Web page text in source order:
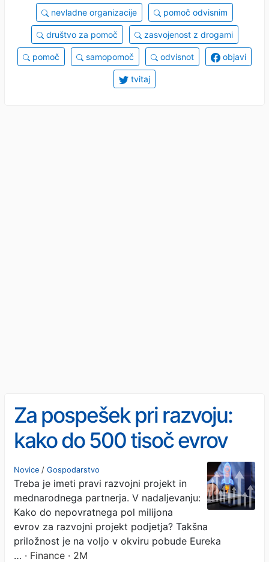
nevladne organizacije pomoč odvisnim
društvo za pomoč zasvojenost z drogami
pomoč samopomoč odvisnot objavi
tvitaj
Za pospešek pri razvoju:
kako do 500 tisoč evrov
subvencije
Novice / Gospodarstvo
Treba je imeti pravi razvojni projekt in
mednarodnega partnerja. V nadaljevanju:
Kako do nepovratnega pol milijona
evrov za razvojni projekt podjetja? Takšna
priložnost je na voljo v okviru pobude Eureka
… · Finance · 2M